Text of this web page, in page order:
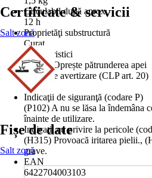
Circulabil după aprox.
12 h
Proprietăţi substructură
Curat
Caracteristici
Lichid, Oprește pătrunderea apei
Mesaj de avertizare (CLP art. 20)
Pericol
Indicaţii de siguranţă (codare P)
(P102) A nu se lăsa la îndemâna
înainte de utilizare.
Indicaţii cu privire la pericole
(H315) Provoacă iritarea pielii.,
grave.
EAN
6422704003103
Certificate & servicii
Salt zonă
Fișe de date
Salt zonă